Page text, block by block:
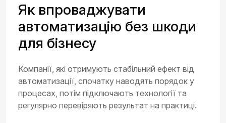
Як впроваджувати
автоматизацію без шкоди
для бізнесу
Компанії, які отримують стабільний ефект від
автоматизації, спочатку наводять порядок у
процесах, потім підключають технології та
регулярно перевіряють результат на практиці.